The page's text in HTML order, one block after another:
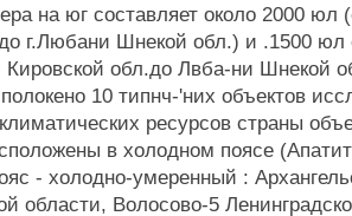
на юг составляет около 2000 юл
г.Любани Шнекой обл.) и .1500 юл
Кировской обл.до Лвба-ни Шнекой
10 типнч-'них объектов
ресурсов страны
в холодном поясе
- холодно-умеренный :
области, Волосово-5